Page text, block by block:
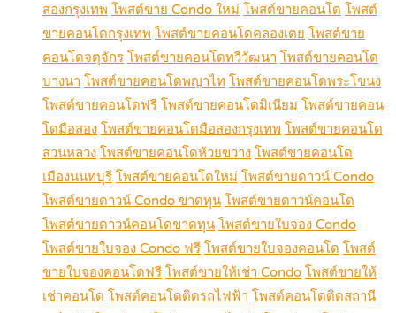
สองกรุงเทพ โพสต์ขาย Condo ใหม่ โพสต์ขายคอนโด โพสต์
ขายคอนโดกรุงเทพ โพสต์ขายคอนโดคลองเตย โพสต์ขาย
คอนโดจตุจักร โพสต์ขายคอนโดทวีวัฒนา โพสต์ขายคอนโด
บางนา โพสต์ขายคอนโดพญาไท โพสต์ขายคอนโดพระโขนง
โพสต์ขายคอนโดฟรี โพสต์ขายคอนโดมิเนียม โพสต์ขายคอน
โดมือสอง โพสต์ขายคอนโดมือสองกรุงเทพ โพสต์ขายคอนโด
สวนหลวง โพสต์ขายคอนโดห้วยขวาง โพสต์ขายคอนโด
เมืองนนทบุรี โพสต์ขายคอนโดใหม่ โพสต์ขายดาวน์ Condo
โพสต์ขายดาวน์ Condo ขาดทุน โพสต์ขายดาวน์คอนโด
โพสต์ขายดาวน์คอนโดขาดทุน โพสต์ขายใบจอง Condo
โพสต์ขายใบจอง Condo ฟรี โพสต์ขายใบจองคอนโด โพสต์
ขายใบจองคอนโดฟรี โพสต์ขายให้เช่า Condo โพสต์ขายให้
เช่าคอนโด โพสต์คอนโดติดรถไฟฟ้า โพสต์คอนโดติดสถานี